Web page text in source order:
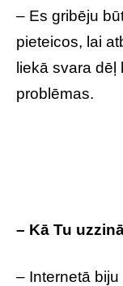
– Es gribēju
pieteicos, lai
liekā svara
problēmas.
– Kā Tu
– Internetā